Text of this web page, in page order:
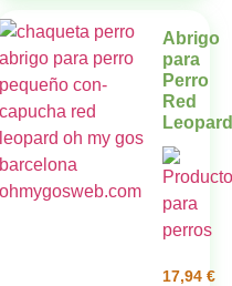
Abrigo
para
Perro
Red
Leopard
17,94 €